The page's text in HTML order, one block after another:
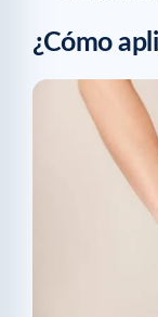
¿Cómo